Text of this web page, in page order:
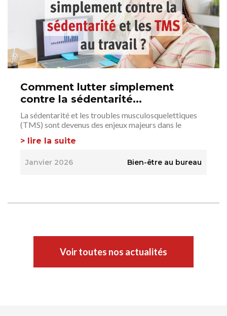
Comment lutter simplement
contre la sédentarité...
La sédentarité et les troubles musculosquelettiques
(TMS) sont devenus des enjeux majeurs dans le
> lire la suite
Janvier 2026 Bien-être au bureau
Voir toutes nos actualités